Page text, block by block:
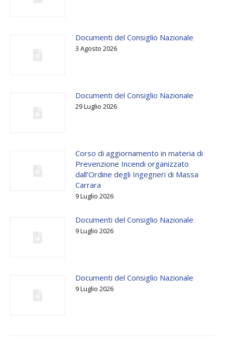
Documenti del Consiglio Nazionale
3 Agosto 2026
Documenti del Consiglio Nazionale
29 Luglio 2026
Corso di aggiornamento in materia di
Prevenzione Incendi organizzato
dall’Ordine degli Ingegneri di Massa
Carrara
9 Luglio 2026
Documenti del Consiglio Nazionale
9 Luglio 2026
Documenti del Consiglio Nazionale
9 Luglio 2026